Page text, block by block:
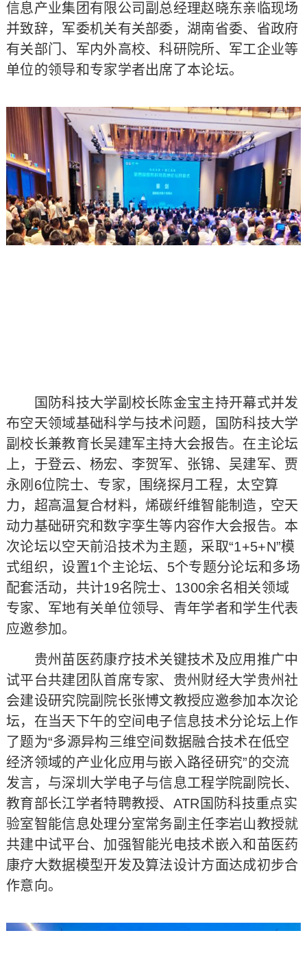
信息产业集团有限公司副总经理赵晓东亲临现场
并致辞，军委机关有关部委，湖南省委、省政府
有关部门、军内外高校、科研院所、军工企业等
单位的领导和专家学者出席了本论坛。
国防科技大学副校长陈金宝主持开幕式并发
布空天领域基础科学与技术问题，国防科技大学
副校长兼教育长吴建军主持大会报告。在主论坛
上，于登云、杨宏、李贺军、张锦、吴建军、贾
永刚6位院士、专家，围绕探月工程，太空算
力，超高温复合材料，烯碳纤维智能制造，空天
动力基础研究和数字孪生等内容作大会报告。本
次论坛以空天前沿技术为主题，采取“1+5+N”模
式组织，设置1个主论坛、5个专题分论坛和多场
配套活动，共计19名院士、1300余名相关领域
专家、军地有关单位领导、青年学者和学生代表
应邀参加。
贵州苗医药康疗技术关键技术及应用推广中
试平台共建团队首席专家、贵州财经大学贵州社
会建设研究院副院长张博文教授应邀参加本次论
坛，在当天下午的空间电子信息技术分论坛上作
了题为“多源异构三维空间数据融合技术在低空
经济领域的产业化应用与嵌入路径研究”的交流
发言，与深圳大学电子与信息工程学院副院长、
教育部长江学者特聘教授、ATR国防科技重点实
验室智能信息处理分室常务副主任李岩山教授就
共建中试平台、加强智能光电技术嵌入和苗医药
康疗大数据模型开发及算法设计方面达成初步合
作意向。